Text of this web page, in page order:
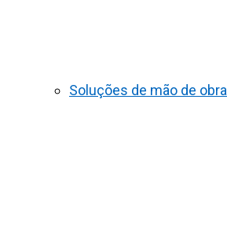
Soluções de mão de obra